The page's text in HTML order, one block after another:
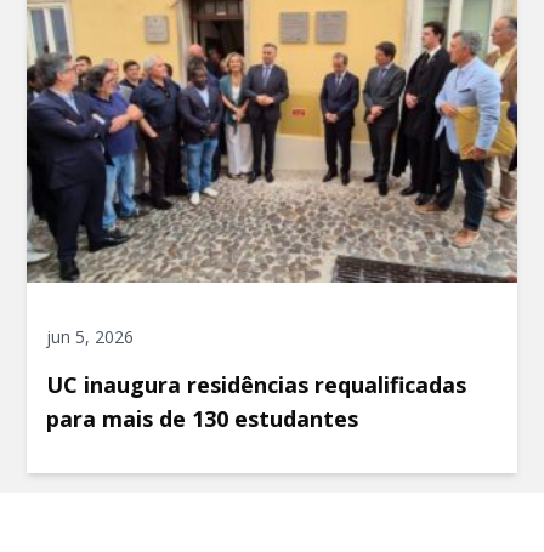
jun 5, 2026
UC inaugura residências requalificadas
para mais de 130 estudantes